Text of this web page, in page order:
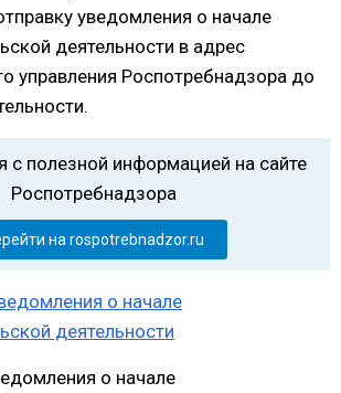
уведомления о начале
деятельности в адрес
управления Роспотребнадзора до
с полезной информацией на сайте
Роспотребнадзора
на rospotrebnadzor.ru
о начале
деятельности
о начале